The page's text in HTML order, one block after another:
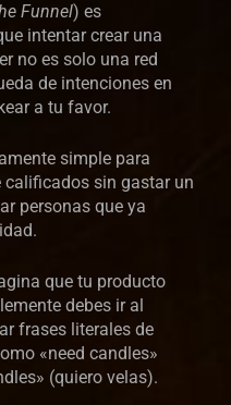
Funnel) es
intentar crear una
no es solo una red
de intenciones en
a tu favor.
simple para
sin gastar un
personas que ya
que tu producto
debes ir al
frases literales de
«need candles»
(quiero velas).